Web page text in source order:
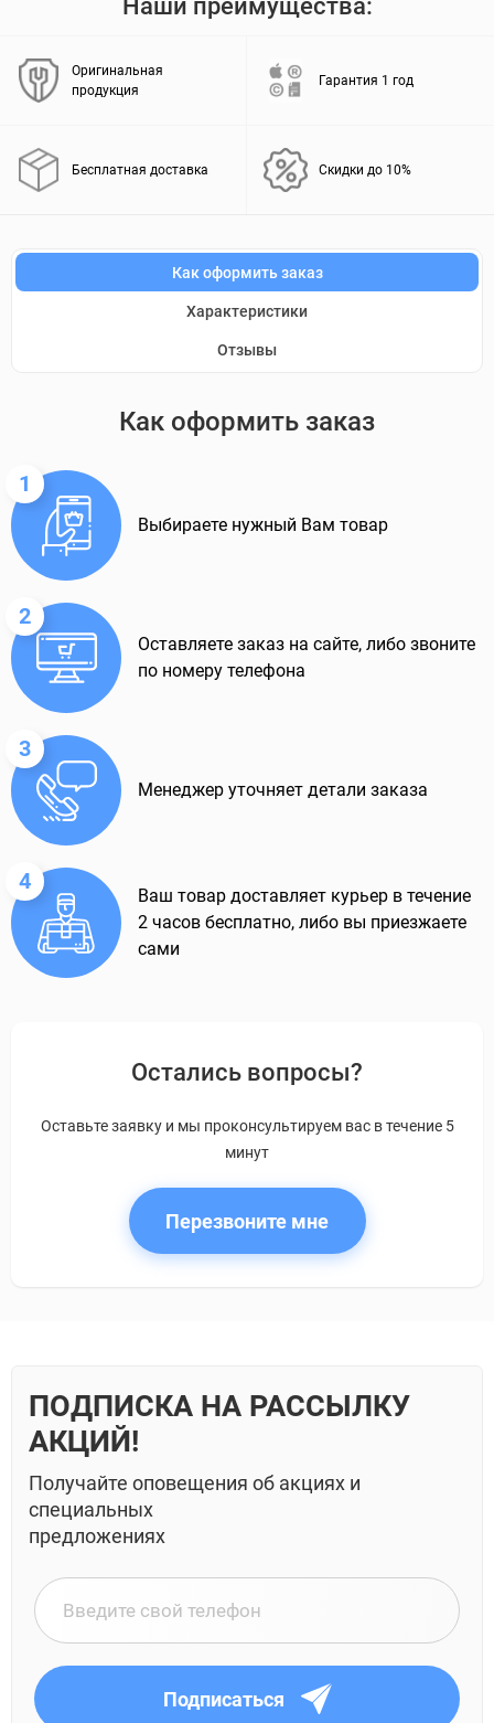
Наши преимущества:
Оригинальная
продукция
Гарантия 1 год
Бесплатная доставка Скидки до 10%
Как оформить заказ
Характеристики
Отзывы
Как оформить заказ
1
Выбираете нужный Вам товар
2
Оставляете заказ на сайте, либо звоните
по номеру телефона
3
Менеджер уточняет детали заказа
4
Ваш товар доставляет курьер в течение
2 часов бесплатно, либо вы приезжаете
сами
Остались вопросы?
Оставьте заявку и мы проконсультируем вас в течение 5
минут
Перезвоните мне
ПОДПИСКА НА РАССЫЛКУ
АКЦИЙ!
Получайте оповещения об акциях и
специальных
предложениях
Подписаться